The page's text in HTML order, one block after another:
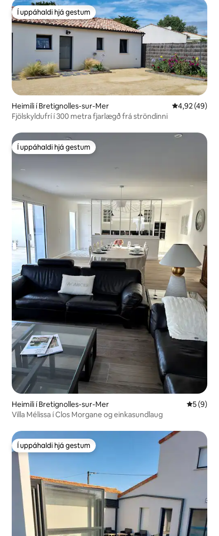
Í uppáhaldi hjá gestum
Í uppáhaldi hjá gestum
Heimili í Bretignolles-sur-Mer 4,92 af 5 í
4,92 (49)
Fjölskyldufrí í 300 metra fjarlægð frá ströndinni
Í uppáhaldi hjá gestum
Í uppáhaldi hjá gestum
Heimili í Bretignolles-sur-Mer 5 af 5 í
5 (9)
Villa Mélissa í Clos Morgane og einkasundlaug
Í uppáhaldi hjá gestum
Í uppáhaldi hjá gestum